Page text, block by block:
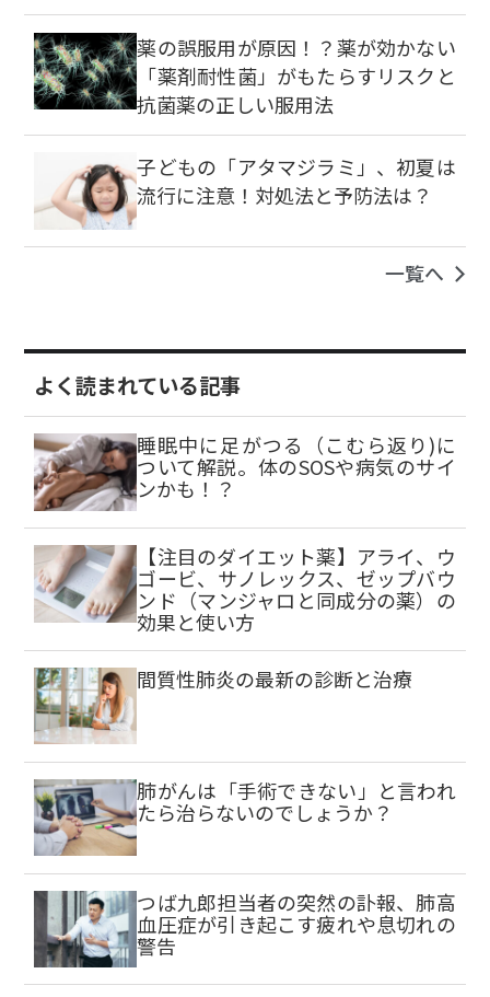
薬の誤服用が原因！？薬が効かない
「薬剤耐性菌」がもたらすリスクと
抗菌薬の正しい服用法
子どもの「アタマジラミ」、初夏は
流行に注意！対処法と予防法は？
一覧へ
よく読まれている記事
睡眠中に足がつる（こむら返り)に
ついて解説。体のSOSや病気のサイ
ンかも！？
【注目のダイエット薬】アライ、ウ
ゴービ、サノレックス、ゼップバウ
ンド（マンジャロと同成分の薬）の
効果と使い方
間質性肺炎の最新の診断と治療
肺がんは「手術できない」と言われ
たら治らないのでしょうか？
つば九郎担当者の突然の訃報、肺高
血圧症が引き起こす疲れや息切れの
警告